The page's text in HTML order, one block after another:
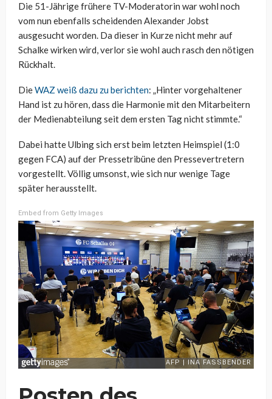
Die 51-Jährige frühere TV-Moderatorin war wohl noch
vom nun ebenfalls scheidenden Alexander Jobst
ausgesucht worden. Da dieser in Kurze nicht mehr auf
Schalke wirken wird, verlor sie wohl auch rasch den nötigen
Rückhalt.
DieWAZ weiß dazu zu berichten: „Hinter vorgehaltener
Hand ist zu hören, dass die Harmonie mit den Mitarbeitern
der Medienabteilung seit dem ersten Tag nicht stimmte.“
Dabei hatte Ulbing sich erst beim letzten Heimspiel (1:0
gegen FCA) auf der Pressetribüne den Pressevertretern
vorgestellt. Völlig umsonst, wie sich nur wenige Tage
später herausstellt.
Embed from Getty Images